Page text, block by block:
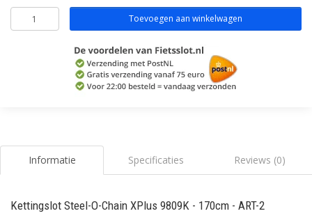
Toevoegen aan winkelwagen
Informatie Specificaties Reviews (0)
Kettingslot Steel-O-Chain XPlus 9809K - 170cm - ART-2